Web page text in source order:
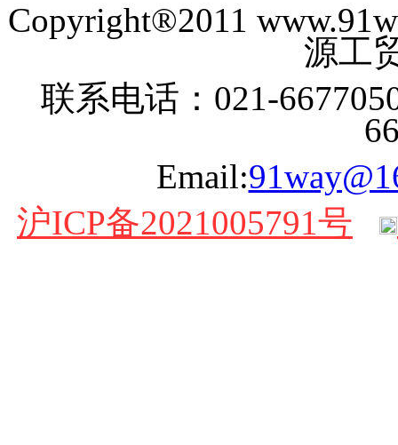
Copyright®2011
源工
联系电话：021-
Email:
沪ICP备2021005791号